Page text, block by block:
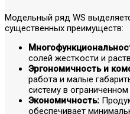
Модельный ряд WS
существенных преимуществ:
солей жесткости и
Эргономичность и
работа и малые
систему в ограниченном
Экономичность:
обеспечивает